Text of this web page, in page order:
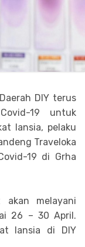
DIY terus
19 untuk
lansia, pelaku
Traveloka
19 di Grha
akan melayani
26 – 30 April.
lansia di DIY